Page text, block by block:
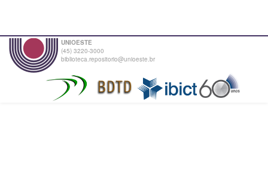
UNIOESTE
(45) 3220-3000
biblioteca.repositorio@unioeste.br